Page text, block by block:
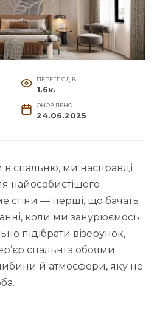
ПЕРЕГЛЯДІВ
1.6к.
ОНОВЛЕНО
24.06.2025
спальню, ми насправді
найособистішого
стіни — перші, що бачать
коли ми занурюємось
підібрати візерунок,
спальні з обоями
й атмосфери, яку не